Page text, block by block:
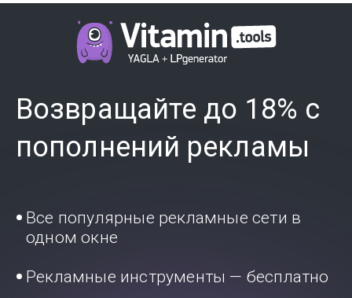
Возвращайте до 18% с
пополнений рекламы
Все популярные рекламные сети в
одном окне
Рекламные инструменты — бесплатно